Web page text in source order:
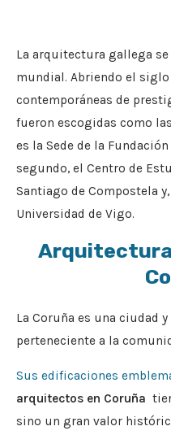
La arquitectura gallega
mundial. Abriendo el
contemporáneas de
fueron escogidas como
es la Sede de la
segundo, el Centro de
Santiago de Compostela
Universidad de Vigo.
Arquitectura
La Coruña es una ciudad
perteneciente a la
Sus edificaciones
arquitectos en Coruña
sino un gran valor